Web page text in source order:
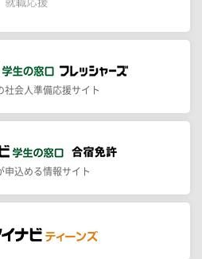
社会人準備応援サイト
申込める情報サイト